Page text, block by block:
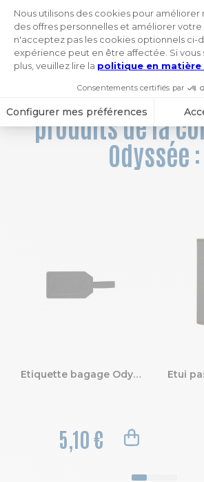
2,70 €
1 / 16
Vous aimerez
produits de la
Odyssée :
Etiquette bagage Odyssée
5,10 €